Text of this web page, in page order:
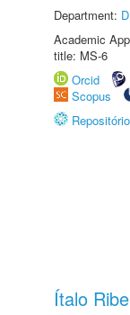
Department:
Academic
title: MS-6
Orcid
Scopus
Ítalo